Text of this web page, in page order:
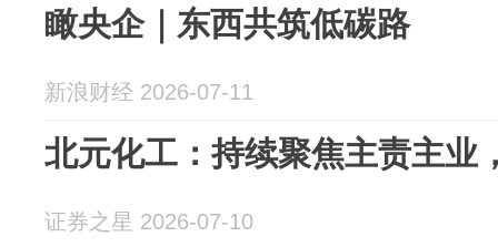
瞰央企｜东西共筑低碳路
新浪财经 2026-07-11
北元化工：持续聚焦主责主业
证券之星 2026-07-10